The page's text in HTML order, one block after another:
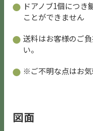
ドアノブ1個につ
ことができません
送料はお客様のご
い。
※ご不明な点はお気
図面